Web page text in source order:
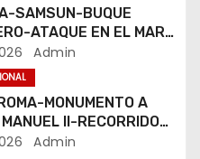
SAMSUN-BUQUE
ATAQUE EN EL MAR
Admin
MONUMENTO A
II-RECORRIDO
Admin